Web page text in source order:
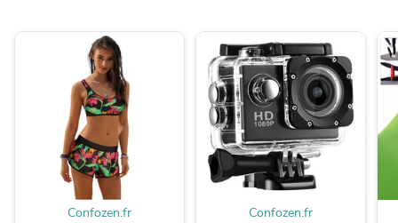
Confozen.fr Confozen.fr